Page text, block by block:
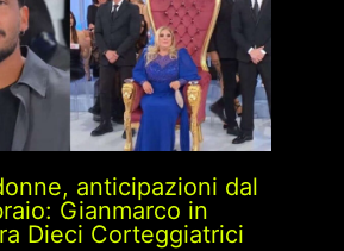
anticipazioni dal
Gianmarco in
Dieci Corteggiatrici